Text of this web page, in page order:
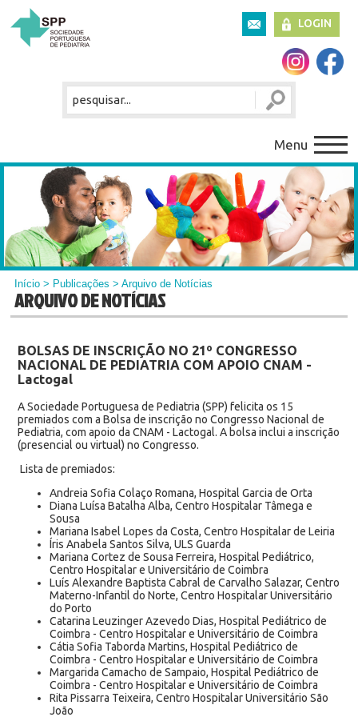
LOGIN
Menu
Início > Publicações > Arquivo de Notícias
ARQUIVO DE NOTÍCIAS
BOLSAS DE INSCRIÇÃO NO 21º CONGRESSO
NACIONAL DE PEDIATRIA COM APOIO CNAM -
Lactogal
A Sociedade Portuguesa de Pediatria (SPP) felicita os 15
premiados com a Bolsa de inscrição no Congresso Nacional de
Pediatria, com apoio da CNAM - Lactogal. A bolsa inclui a inscrição
(presencial ou virtual) no Congresso.
Lista de premiados:
Andreia Sofia Colaço Romana, Hospital Garcia de Orta
Diana Luísa Batalha Alba, Centro Hospitalar Tâmega e
Sousa
Mariana Isabel Lopes da Costa, Centro Hospitalar de Leiria
Íris Anabela Santos Silva, ULS Guarda
Mariana Cortez de Sousa Ferreira, Hospital Pediátrico,
Centro Hospitalar e Universitário de Coimbra
Luís Alexandre Baptista Cabral de Carvalho Salazar, Centro
Materno-Infantil do Norte, Centro Hospitalar Universitário
do Porto
Catarina Leuzinger Azevedo Dias, Hospital Pediátrico de
Coimbra - Centro Hospitalar e Universitário de Coimbra
Cátia Sofia Taborda Martins, Hospital Pediátrico de
Coimbra - Centro Hospitalar e Universitário de Coimbra
Margarida Camacho de Sampaio, Hospital Pediátrico de
Coimbra - Centro Hospitalar e Universitário de Coimbra
Rita Pissarra Teixeira, Centro Hospitalar Universitário São
João